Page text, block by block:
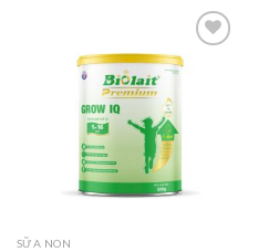
SỮA NON